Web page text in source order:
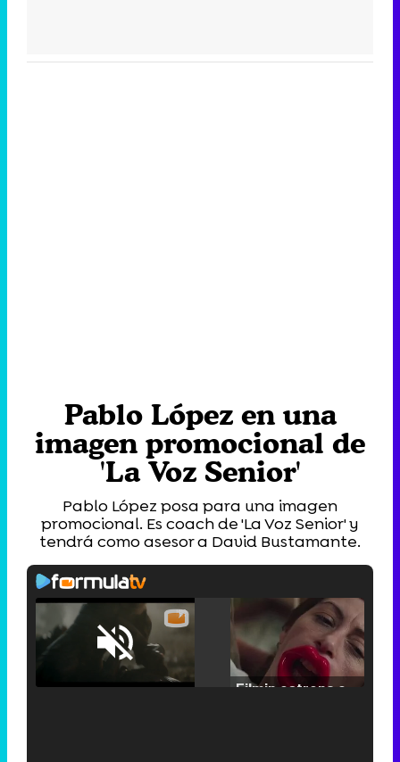
Pablo López en una
imagen promocional de
'La Voz Senior'
Pablo López posa para una imagen
promocional. Es coach de 'La Voz Senior' y
tendrá como asesor a David Bustamante.
Unmute /